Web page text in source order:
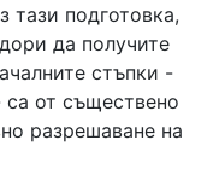
тази подготовка,
да получите
стъпки -
от съществено
разрешаване на